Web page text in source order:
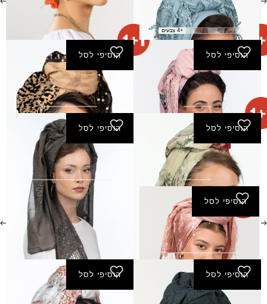
צעיף גדולה
₪160.00
+4 צבעים
הוסיפי לסל
צעיף חופש
₪160.00
הוסיפי לסל
צעיף טלאור
₪170.00
הוסיפי לסל
צעיף יגל
₪160.00
הוסיפי לסל
צעיף יריחו
₪ 140.00
הוסיפי לסל
צעיף כתר
₪170.00
הוסיפי לסל הוסיפי לסל